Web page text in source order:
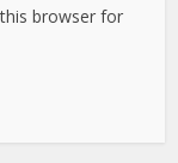
browser for